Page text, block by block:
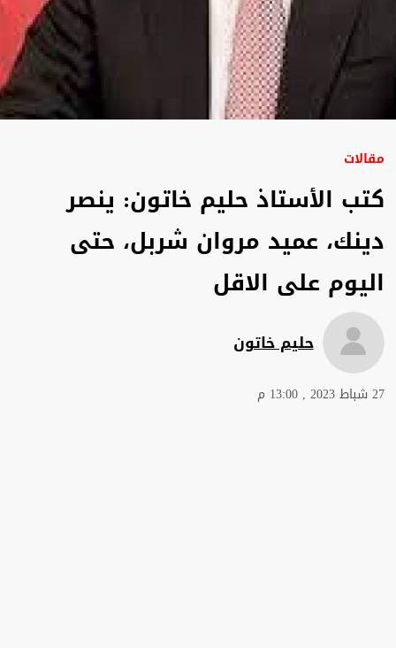
مقالات
كتب الأستاذ حليم خاتون: ينصر
دينك، عميد مروان شربل، حتى
اليوم على الاقل
حليم خاتون
27 شباط 2023 , 13:00 م